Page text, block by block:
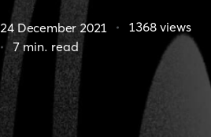
24 December 2021 1368 views
7min. read